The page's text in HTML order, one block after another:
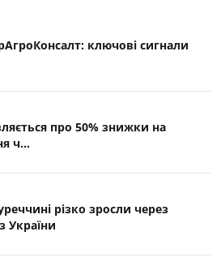
ключові cигнали
про 50% знижки на
ч...
різко зросли через
України